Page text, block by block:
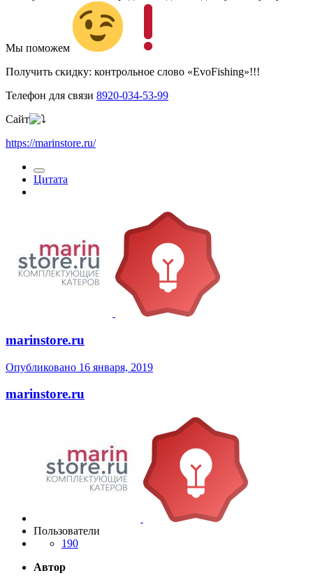
Мы поможем
Получить скидку: контрольное слово «EvoFishing»!!!
Телефон для связи 8920-034-53-99
Сайт
https://marinstore.ru/
Цитата
marinstore.ru
Опубликовано 16 января, 2019
marinstore.ru
Пользователи
190
Автор